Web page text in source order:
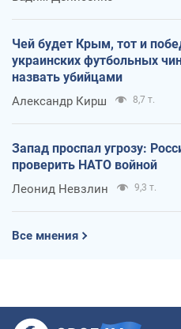
Чей будет Крым, тот и
украинских футбольных
назвать убийцами
Александр Кирш 8,7 т.
Запад проспал угрозу:
проверить НАТО войной
Леонид Невзлин 9,3 т.
Все мнения